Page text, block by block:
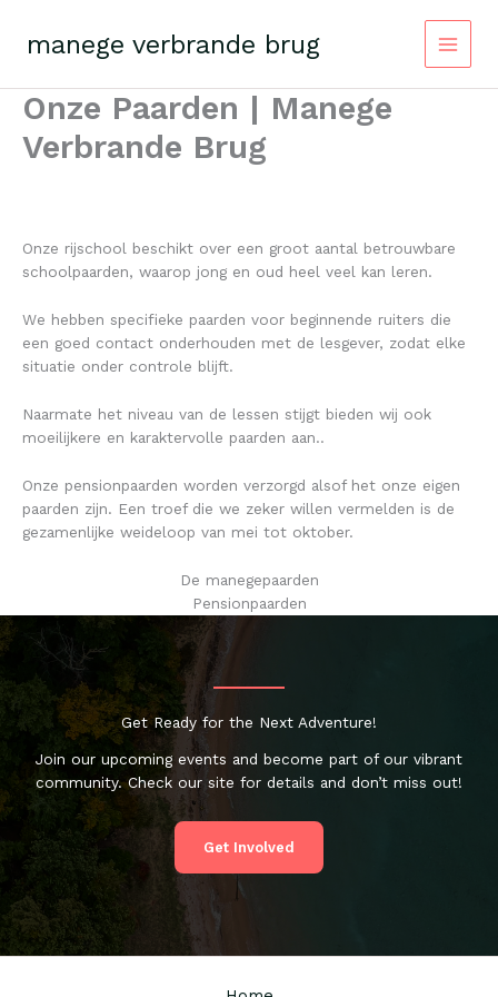
contentmanege verbrande brug
Onze Paarden | Manege
Verbrande Brug
Onze rijschool beschikt over een groot aantal betrouwbare
schoolpaarden, waarop jong en oud heel veel kan leren.
We hebben specifieke paarden voor beginnende ruiters die
een goed contact onderhouden met de lesgever, zodat elke
situatie onder controle blijft.
Naarmate het niveau van de lessen stijgt bieden wij ook
moeilijkere en karaktervolle paarden aan..
Onze pensionpaarden worden verzorgd alsof het onze eigen
paarden zijn. Een troef die we zeker willen vermelden is de
gezamenlijke weideloop van mei tot oktober.
De manegepaarden
Pensionpaarden
Get Ready for the Next Adventure!
Join our upcoming events and become part of our vibrant
community. Check our site for details and don’t miss out!
Get Involved